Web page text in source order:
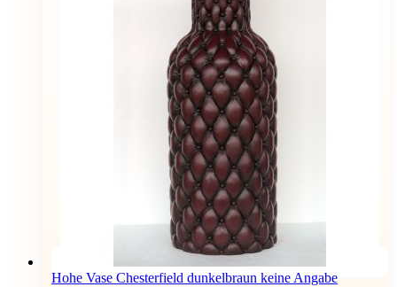
Hohe Vase Chesterfield dunkelbraun keine Angabe